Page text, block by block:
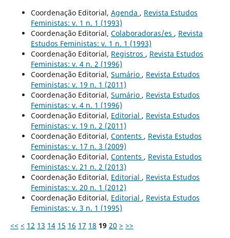
Coordenação Editorial, Agenda , Revista Estudos
Feministas: v. 1 n. 1 (1993)
Coordenação Editorial, Colaboradoras/es , Revista
Estudos Feministas: v. 1 n. 1 (1993)
Coordenação Editorial, Registros , Revista Estudos
Feministas: v. 4 n. 2 (1996)
Coordenação Editorial, Sumário , Revista Estudos
Feministas: v. 19 n. 1 (2011)
Coordenação Editorial, Sumário , Revista Estudos
Feministas: v. 4 n. 1 (1996)
Coordenação Editorial, Editorial , Revista Estudos
Feministas: v. 19 n. 2 (2011)
Coordenação Editorial, Contents , Revista Estudos
Feministas: v. 17 n. 3 (2009)
Coordenação Editorial, Contents , Revista Estudos
Feministas: v. 21 n. 2 (2013)
Coordenação Editorial, Editorial , Revista Estudos
Feministas: v. 20 n. 1 (2012)
Coordenação Editorial, Editorial , Revista Estudos
Feministas: v. 3 n. 1 (1995)
<< < 12 13 14 15 16 17 18 19 20 > >>